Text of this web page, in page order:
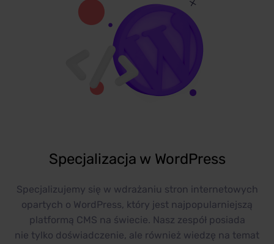
Specjalizacja w WordPress
Specjalizujemy się w wdrażaniu stron internetowych
opartych o WordPress, który jest najpopularniejszą
platformą CMS na świecie. Nasz zespół posiada
nie tylko doświadczenie, ale również wiedzę na temat